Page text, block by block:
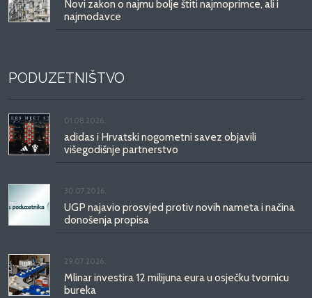
Novi zakon o najmu bolje štiti najmoprimce, ali i
najmodavce
PODUZETNIŠTVO
01.08.2026.
adidas i Hrvatski nogometni savez objavili
višegodišnje partnerstvo
30.07.2026.
UGP najavio prosvjed protiv novih nameta i načina
donošenja propisa
29.07.2026.
Mlinar investira 12 milijuna eura u osječku tvornicu
bureka